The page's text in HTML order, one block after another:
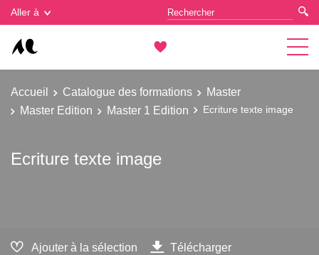
Aller à
Accueil Catalogue des formations
Master
Master Edition
Master 1 Edition Ecriture texte image
Ecriture texte image
Ajouter à la sélection Télécharger
Gestion des cookies